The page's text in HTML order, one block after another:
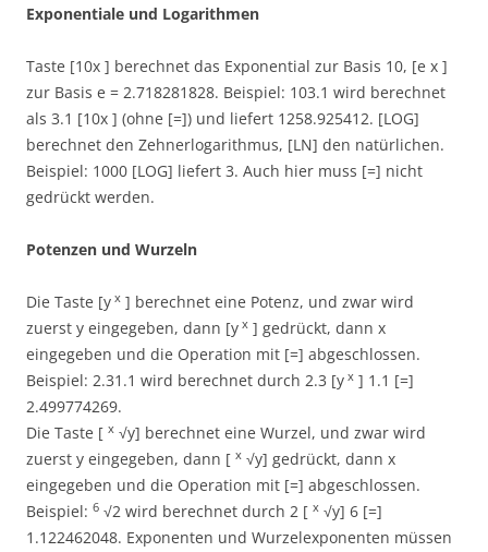
Exponentiale und Logarithmen
Taste [10x ] berechnet das Exponential zur Basis 10, [e x ]
zur Basis e = 2.718281828. Beispiel: 103.1 wird berechnet
als 3.1 [10x ] (ohne [=]) und liefert 1258.925412. [LOG]
berechnet den Zehnerlogarithmus, [LN] den natürlichen.
Beispiel: 1000 [LOG] liefert 3. Auch hier muss [=] nicht
gedrückt werden.
Potenzen und Wurzeln
Die Taste [y x ] berechnet eine Potenz, und zwar wird
zuerst y eingegeben, dann [y x ] gedrückt, dann x
eingegeben und die Operation mit [=] abgeschlossen.
Beispiel: 2.31.1 wird berechnet durch 2.3 [y x ] 1.1 [=]
2.499774269.
Die Taste [ x √y] berechnet eine Wurzel, und zwar wird
zuerst y eingegeben, dann [ x √y] gedrückt, dann x
eingegeben und die Operation mit [=] abgeschlossen.
Beispiel: 6 √2 wird berechnet durch 2 [ x √y] 6 [=]
1.122462048. Exponenten und Wurzelexponenten müssen